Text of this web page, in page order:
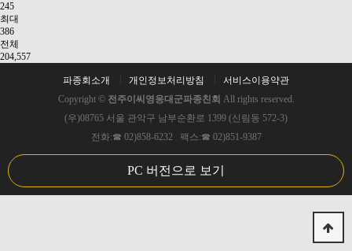
245
최대
386
전체
204,557
파종회소개 개인정보처리방침
서비스이용약관
Copyright © 전주이씨영응대군파종친회 All rights reserved.
(우)08765 서울 관악구 남부순환로 1399 (신림동 572-3)
전화:☎ 02)858-6232 팩스:☎ 02)851-9387
PC 버전으로 보기